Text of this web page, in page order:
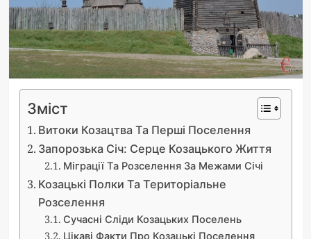
Зміст
Витоки Козацтва Та Перші Поселення
Запорозька Січ: Серце Козацького Життя
Міграції Та Розселення За Межами Січі
Козацькі Полки Та Територіальне
Розселення
Сучасні Сліди Козацьких Поселень
Цікаві Факти Про Козацькі Поселення